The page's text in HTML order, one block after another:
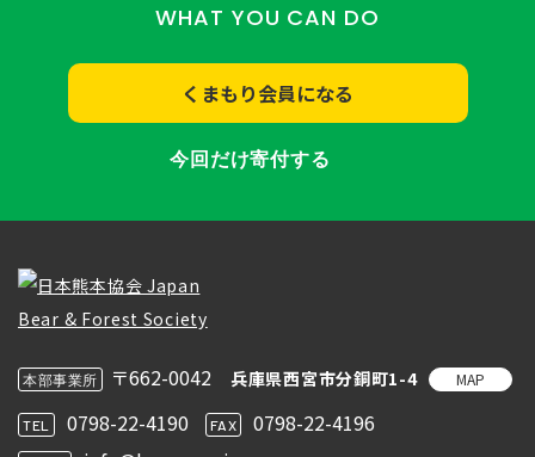
WHAT YOU CAN DO
くまもり会員になる
今回だけ寄付する
本部事業所 〒662-0042 兵庫県西宮市分銅町1-4 MAP
TEL 0798-22-4190 FAX 0798-22-4196